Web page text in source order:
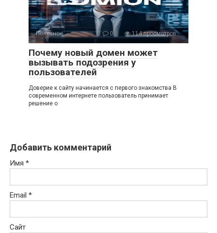
Полезное 0 114 просмотров
Почему новый домен может
вызывать подозрения у
пользователей
Доверие к сайту начинается с первого знакомства В
современном интернете пользователь принимает
решение о
Добавить комментарий
Имя *
Email *
Сайт